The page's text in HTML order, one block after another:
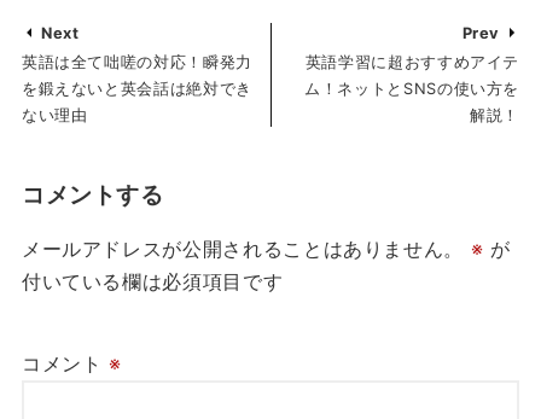
Next
英語は全て咄嗟の対応！瞬発力
を鍛えないと英会話は絶対でき
ない理由
Prev
英語学習に超おすすめアイテ
ム！ネットとSNSの使い方を
解説！
コメントする
メールアドレスが公開されることはありません。 ※ が
付いている欄は必須項目です
コメント ※